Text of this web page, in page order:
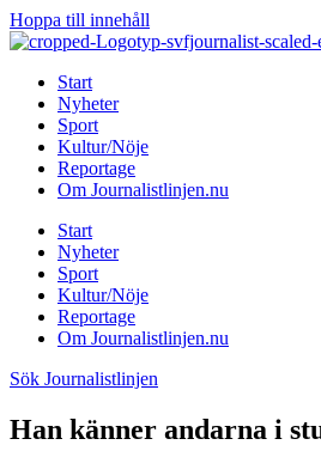
Hoppa till innehåll
Start
Nyheter
Sport
Kultur/Nöje
Reportage
Om Journalistlinjen.nu
Start
Nyheter
Sport
Kultur/Nöje
Reportage
Om Journalistlinjen.nu
Sök Journalistlinjen
Han känner andarna i